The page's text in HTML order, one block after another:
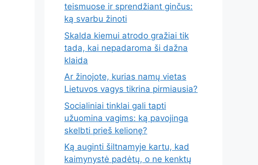
teismuose ir sprendžiant ginčus:
ką svarbu žinoti
Skalda kiemui atrodo gražiai tik
tada, kai nepadaroma ši dažna
klaida
Ar žinojote, kurias namų vietas
Lietuvos vagys tikrina pirmiausia?
Socialiniai tinklai gali tapti
užuomina vagims: ką pavojinga
skelbti prieš kelionę?
Ką auginti šiltnamyje kartu, kad
kaimynystė padėtų, o ne kenktų